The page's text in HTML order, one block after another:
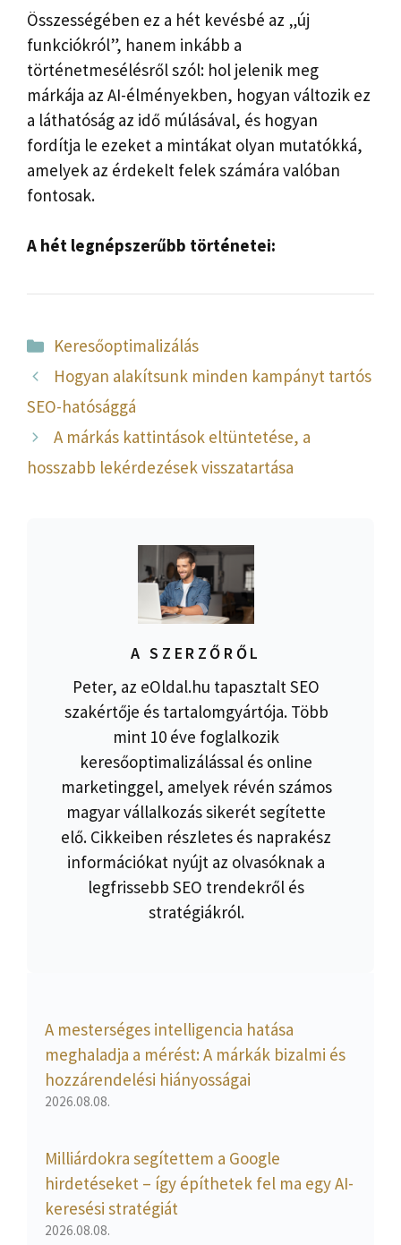
Összességében ez a hét kevésbé az „új
funkciókról”, hanem inkább a
történetmesélésről szól: hol jelenik meg
márkája az AI-élményekben, hogyan változik ez
a láthatóság az idő múlásával, és hogyan
fordítja le ezeket a mintákat olyan mutatókká,
amelyek az érdekelt felek számára valóban
fontosak.
A hét legnépszerűbb történetei:
Kategória
Keresőoptimalizálás
Hogyan alakítsunk minden kampányt tartós
SEO-hatósággá
A márkás kattintások eltüntetése, a
hosszabb lekérdezések visszatartása
A SZERZŐRŐL
Peter, az eOldal.hu tapasztalt SEO
szakértője és tartalomgyártója. Több
mint 10 éve foglalkozik
keresőoptimalizálással és online
marketinggel, amelyek révén számos
magyar vállalkozás sikerét segítette
elő. Cikkeiben részletes és naprakész
információkat nyújt az olvasóknak a
legfrissebb SEO trendekről és
stratégiákról.
A mesterséges intelligencia hatása
meghaladja a mérést: A márkák bizalmi és
hozzárendelési hiányosságai
2026.08.08.
Milliárdokra segítettem a Google
hirdetéseket – így építhetek fel ma egy AI-
keresési stratégiát
2026.08.08.